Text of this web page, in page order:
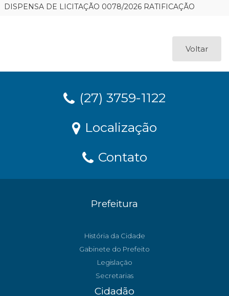
DISPENSA DE LICITAÇÃO 0078/2026 RATIFICAÇÃO
Voltar
(27) 3759-1122
Localização
Contato
Prefeitura
História da Cidade
Gabinete do Prefeito
Legislação
Secretarias
Cidadão